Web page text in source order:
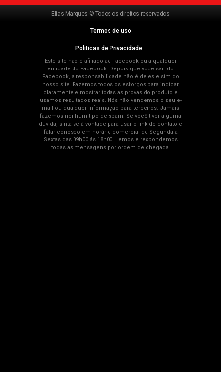
Elias Marques © Todos os direitos reservados
Termos de uso
Politicas de Privacidade
Este site não é afiliado ao Facebook ou a qualquer
entidade do Facebook. Depois que você sair do
Facebook, a responsabilidade não é deles e sim do
nosso site. Fazemos todos os esforços para indicar
claramente e mostrar todas as provas do produto e
usamos resultados reais. Nós não vendemos o seu e-
mail ou qualquer informação para terceiros. Jamais
fazemos nenhum tipo de spam. Se você tiver alguma
dúvida, sinta-se à vontade para usar o link de contato e
falar conosco em horário comercial de Segunda a
Sextas das 09h00 ás 18h00. Lemos e respondemos
todas as mensagens por ordem de chegada.